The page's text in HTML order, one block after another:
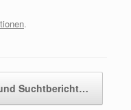
.
Suchtbericht…